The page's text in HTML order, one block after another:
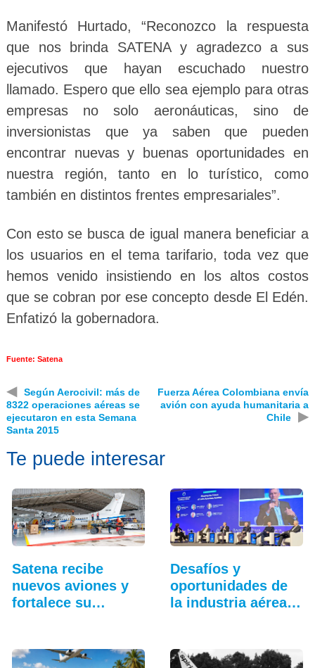
Manifestó Hurtado, “Reconozco la respuesta
que nos brinda SATENA y agradezco a sus
ejecutivos que hayan escuchado nuestro
llamado. Espero que ello sea ejemplo para otras
empresas no solo aeronáuticas, sino de
inversionistas que ya saben que pueden
encontrar nuevas y buenas oportunidades en
nuestra región, tanto en lo turístico, como
también en distintos frentes empresariales”.
Con esto se busca de igual manera beneficiar a
los usuarios en el tema tarifario, toda vez que
hemos venido insistiendo en los altos costos
que se cobran por ese concepto desde El Edén.
Enfatizó la gobernadora.
Fuente: Satena
◀
Según Aerocivil: más de
8322 operaciones aéreas se
ejecutaron en esta Semana
Santa 2015
Fuerza Aérea Colombiana envía
avión con ayuda humanitaria a
Chile
▶
Te puede interesar
Satena recibe
nuevos aviones y
fortalece su
Desafíos y
oportunidades de
la industria aérea